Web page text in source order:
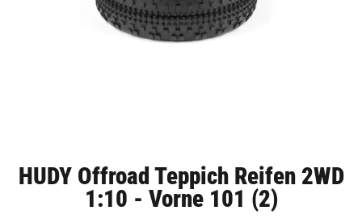
HUDY Offroad Teppich Reifen 2WD
1:10 - Vorne 101 (2)